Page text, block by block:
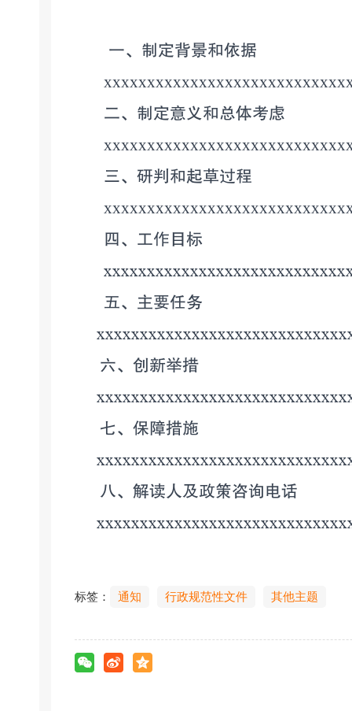
一、制定背景和依据
二、制定意义和总体考虑
三、研判和起草过程
四、工作目标
五、主要任务
六、创新举措
七、保障措施
八、解读人及政策咨询电话
标签： 通知 行政规范性文件 其他主题